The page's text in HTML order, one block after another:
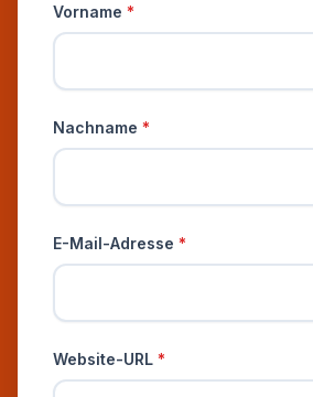
Vorname *
Nachname *
E-Mail-Adresse *
Website-URL *